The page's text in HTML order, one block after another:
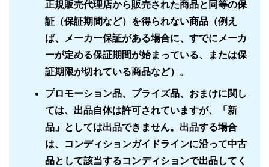
正規販売代理店から販売された商品と同等の保
証（保証期間など）を得られない商品（例え
ば、メーカー保証がある場合に、すでにメーカ
ーが定める保証期間が始まっている、または保
証期限が切れている商品など）。
プロモーション品、プライズ品、おまけに関し
ては、出品自体は許可されていますが、「新
品」としては出品できません。出品する場合
は、コンディションガイドラインに沿って中古
品として該当するコンディションで出品してく